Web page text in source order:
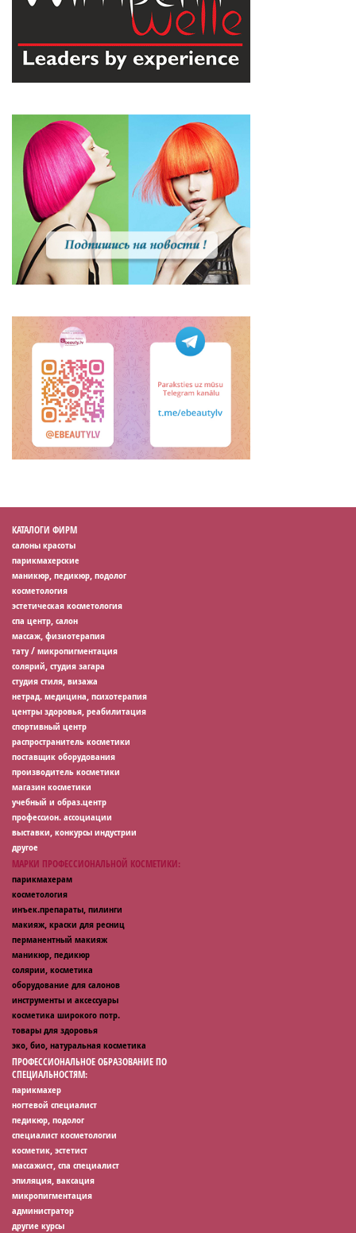
КАТАЛОГИ ФИРМ
салоны красоты
парикмахерские
маникюр, педикюр, подолог
косметология
эстетическая косметология
спа центр, салон
массаж, физиотерапия
тату / микропигментация
солярий, студия загара
студия стиля, визажа
нетрад. медицина, психотерапия
центры здоровья, реабилитация
спортивный центр
распространитель косметики
поставщик оборудования
производитель косметики
магазин косметики
учебный и образ.центр
профессион. ассоциации
выставки, конкурсы индустрии
другое
МАРКИ ПРОФЕССИОНАЛЬНОЙ КОСМЕТИКИ:
парикмахерам
косметология
инъек.препараты, пилинги
макияж, краски для ресниц
перманентный макияж
маникюр, педикюр
солярии, косметика
оборудование для салонов
инструменты и аксессуары
косметика широкого потр.
товары для здоровья
эко, био, натуральная косметика
ПРОФЕССИОНАЛЬНОЕ ОБРАЗОВАНИЕ ПО
СПЕЦИАЛЬНОСТЯМ:
парикмахер
ногтевой специалист
педикюр, подолог
специалист косметологии
косметик, эстетист
массажист, спа специалист
эпиляция, ваксация
микропигментация
администратор
другие курсы